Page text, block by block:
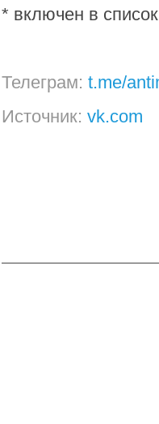
* включен в
Телеграм: t.me/
Источник: vk.com